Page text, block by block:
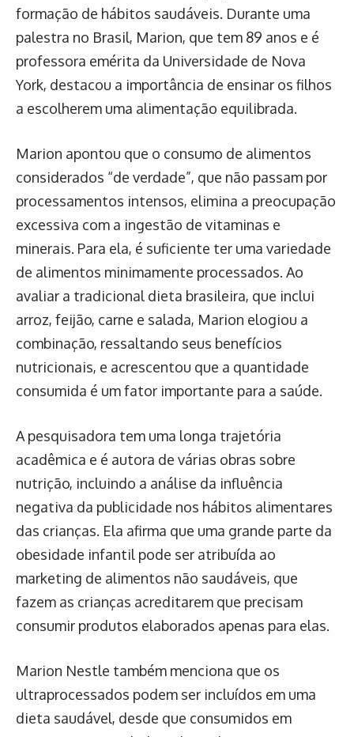
formação de hábitos saudáveis. Durante uma
palestra no Brasil, Marion, que tem 89 anos e é
professora emérita da Universidade de Nova
York, destacou a importância de ensinar os filhos
a escolherem uma alimentação equilibrada.
Marion apontou que o consumo de alimentos
considerados “de verdade”, que não passam por
processamentos intensos, elimina a preocupação
excessiva com a ingestão de vitaminas e
minerais. Para ela, é suficiente ter uma variedade
de alimentos minimamente processados. Ao
avaliar a tradicional dieta brasileira, que inclui
arroz, feijão, carne e salada, Marion elogiou a
combinação, ressaltando seus benefícios
nutricionais, e acrescentou que a quantidade
consumida é um fator importante para a saúde.
A pesquisadora tem uma longa trajetória
acadêmica e é autora de várias obras sobre
nutrição, incluindo a análise da influência
negativa da publicidade nos hábitos alimentares
das crianças. Ela afirma que uma grande parte da
obesidade infantil pode ser atribuída ao
marketing de alimentos não saudáveis, que
fazem as crianças acreditarem que precisam
consumir produtos elaborados apenas para elas.
Marion Nestle também menciona que os
ultraprocessados podem ser incluídos em uma
dieta saudável, desde que consumidos em